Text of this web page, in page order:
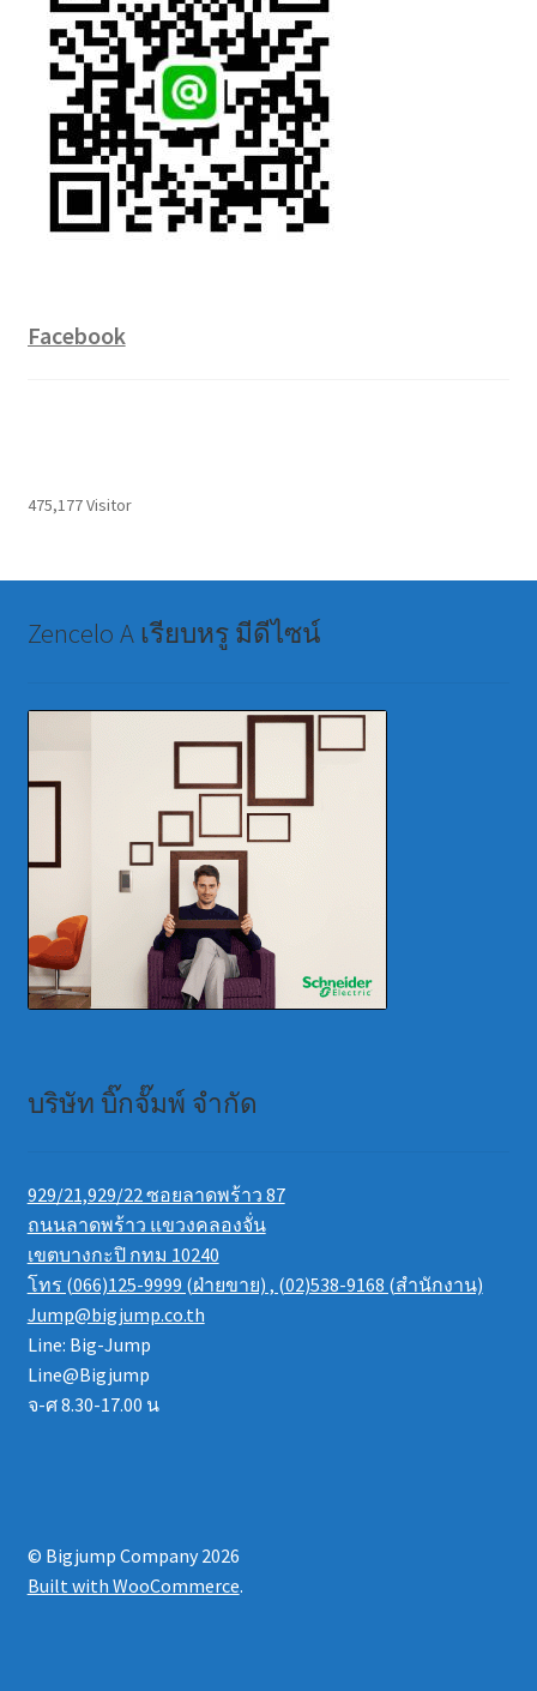
Facebook
475,177 Visitor
Zencelo A เรียบหรู มีดีไซน์
บริษัท บิ๊กจั๊มพ์ จำกัด
929/21,929/22 ซอยลาดพร้าว 87
ถนนลาดพร้าว แขวงคลองจั่น
เขตบางกะปิ กทม 10240
โทร (066)125-9999 (ฝ่ายขาย) , (02)538-9168 (สำนักงาน)
Jump@bigjump.co.th
Line: Big-Jump
Line@Bigjump
จ-ศ 8.30-17.00 น
© Bigjump Company 2026
Built with WooCommerce.